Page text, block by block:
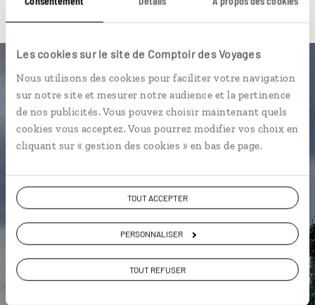
Les cookies sur le site de Comptoir des Voyages
Nous utilisons des cookies pour faciliter votre navigation
sur notre site et mesurer notre audience et la pertinence
de nos publicités. Vous pouvez choisir maintenant quels
cookies vous acceptez. Vous pourrez modifier vos choix en
cliquant sur « gestion des cookies » en bas de page.
TOUT ACCEPTER
PERSONNALISER
TOUT REFUSER
Une envie de voyage
particulière ?
Bangkok Quartier de Chinatown Wat Pho
Fleuve Chao Praya
Gastronomie
Fleuve Chao Praya